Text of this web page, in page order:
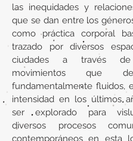
las inequidades y
que se dan entre los
como práctica corporal
trazado por diversos
ciudades a través de
movimientos que
fundamentalmente fluidos,
intensidad en los últimos
ser explorado para
diversos procesos
contemporáneos en esta